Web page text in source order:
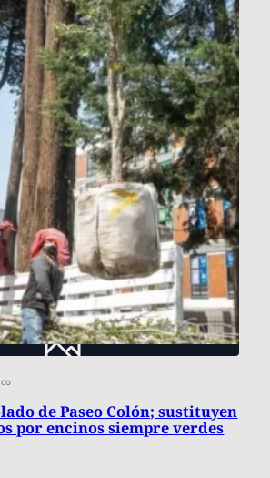
de Paseo Colón; sustituyen
por encinos siempre verdes